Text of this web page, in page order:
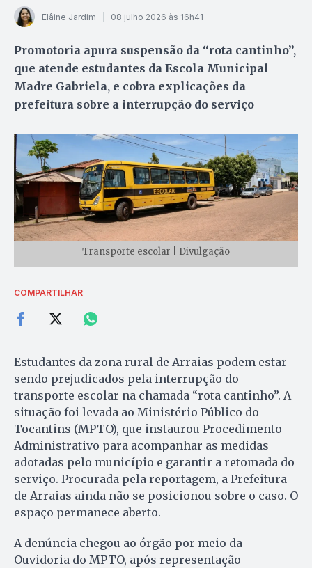
Elâine Jardim 08 julho 2026 às 16h41
Promotoria apura suspensão da “rota cantinho”,
que atende estudantes da Escola Municipal
Madre Gabriela, e cobra explicações da
prefeitura sobre a interrupção do serviço
Transporte escolar | Divulgação
COMPARTILHAR
Estudantes da zona rural de Arraias podem estar
sendo prejudicados pela interrupção do
transporte escolar na chamada “rota cantinho”. A
situação foi levada ao Ministério Público do
Tocantins (MPTO), que instaurou Procedimento
Administrativo para acompanhar as medidas
adotadas pelo município e garantir a retomada do
serviço. Procurada pela reportagem, a Prefeitura
de Arraias ainda não se posicionou sobre o caso. O
espaço permanece aberto.
A denúncia chegou ao órgão por meio da
Ouvidoria do MPTO, após representação